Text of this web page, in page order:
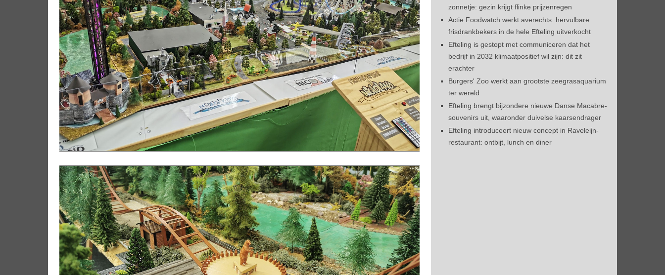
zonnetje: gezin krijgt flinke prijzenregen
Actie Foodwatch werkt averechts: hervulbare
frisdrankbekers in de hele Efteling uitverkocht
Efteling is gestopt met communiceren dat het
bedrijf in 2032 klimaatpositief wil zijn: dit zit
erachter
Burgers' Zoo werkt aan grootste zeegrasaquarium
ter wereld
Efteling brengt bijzondere nieuwe Danse Macabre-
souvenirs uit, waaronder duivelse kaarsendrager
Efteling introduceert nieuw concept in Raveleijn-
restaurant: ontbijt, lunch en diner